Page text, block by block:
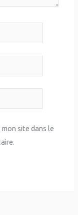
site dans le